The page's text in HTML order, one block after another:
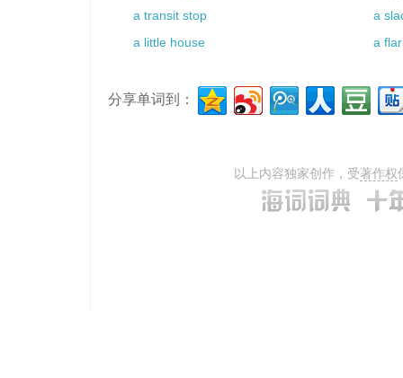
a transit stop
a
a little house
a
分享单词到：
以上内容独家创作，受著作权